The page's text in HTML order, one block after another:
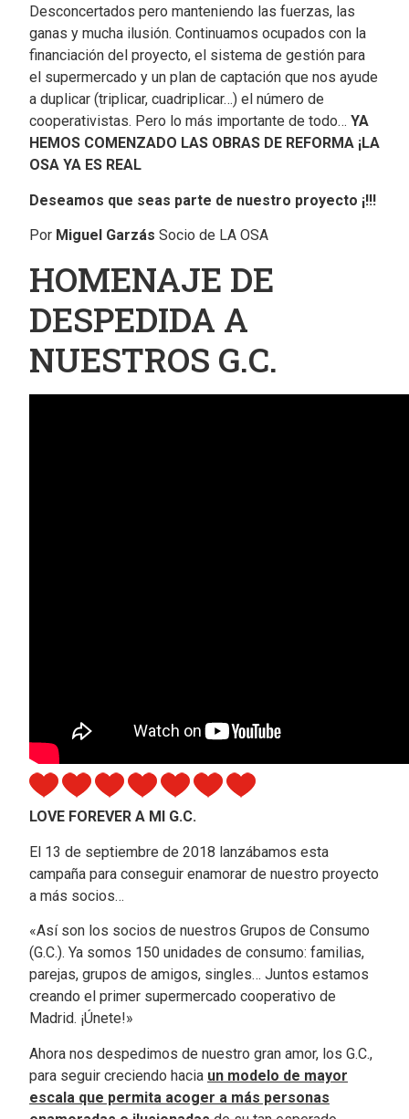
Desconcertados pero manteniendo las fuerzas, las
ganas y mucha ilusión. Continuamos ocupados con la
financiación del proyecto, el sistema de gestión para
el supermercado y un plan de captación que nos ayude
a duplicar (triplicar, cuadriplicar…) el número de
cooperativistas. Pero lo más importante de todo… YA
HEMOS COMENZADO LAS OBRAS DE REFORMA ¡LA
OSA YA ES REAL
Deseamos que seas parte de nuestro proyecto ¡!!!
Por Miguel Garzás Socio de LA OSA
HOMENAJE DE
DESPEDIDA A
NUESTROS G.C.
LOVE FOREVER A MI G.C.
El 13 de septiembre de 2018 lanzábamos esta
campaña para conseguir enamorar de nuestro proyecto
a más socios…
«Así son los socios de nuestros Grupos de Consumo
(G.C.). Ya somos 150 unidades de consumo: familias,
parejas, grupos de amigos, singles… Juntos estamos
creando el primer supermercado cooperativo de
Madrid. ¡Únete!»
Ahora nos despedimos de nuestro gran amor, los G.C.,
para seguir creciendo hacia un modelo de mayor
escala que permita acoger a más personas